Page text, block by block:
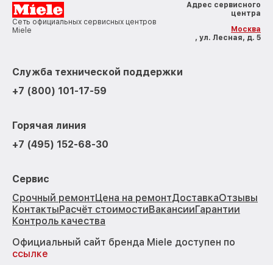
Сеть официальных сервисных центров
Miele
Адрес сервисного
центра
Москва
, ул. Лесная, д. 5
Служба технической поддержки
+7 (800) 101-17-59
Горячая линия
+7 (495) 152-68-30
Сервис
Срочный ремонтЦена на ремонтДоставкаОтзывы
КонтактыРасчёт стоимостиВакансииГарантии
Контроль качества
Официальный сайт бренда Miele доступен по
ссылке